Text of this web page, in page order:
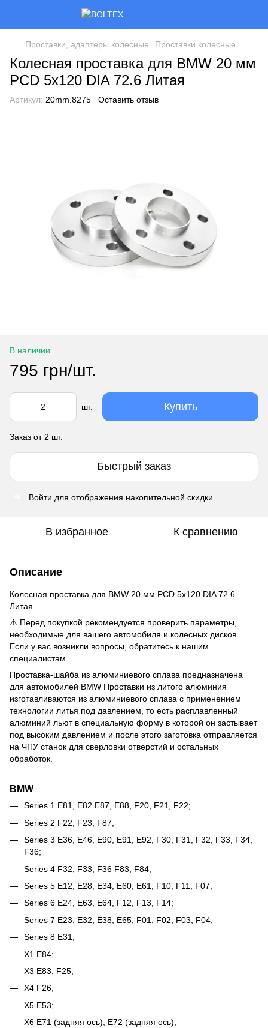
Проставки, адаптеры колесные Проставки колесные
Колесная проставка для BMW 20 мм
PCD 5x120 DIA 72.6 Литая
Артикул: 20mm.8275 Оставить отзыв
В наличии
795 грн/шт.
шт. Купить
Заказ от 2 шт.
Быстрый заказ
Войти для отображения накопительной скидки
В избранное К сравнению
Описание
Колесная проставка для BMW 20 мм PCD 5x120 DIA 72.6
Литая
⚠️ Перед покупкой рекомендуется проверить параметры,
необходимые для вашего автомобиля и колесных дисков.
Если у вас возникли вопросы, обратитесь к нашим
специалистам.
Проставка-шайба из алюминиевого сплава предназначена
для автомобилей BMW Проставки из литого алюминия
изготавливаются из алюминиевого сплава с применением
технологии литья под давлением, то есть расплавленный
алюминий льют в специальную форму в которой он застывает
под высоким давлением и после этого заготовка отправляется
на ЧПУ станок для сверловки отверстий и остальных
обработок.
BMW
Series 1 E81, E82 E87, E88, F20, F21, F22;
Series 2 F22, F23, F87;
Series 3 E36, E46, E90, E91, E92, F30, F31, F32, F33, F34,
F36;
Series 4 F32, F33, F36 F83, F84;
Series 5 E12, E28, E34, E60, E61, F10, F11, F07;
Series 6 E24, E63, E64, F12, F13, F14;
Series 7 E23, E32, E38, E65, F01, F02, F03, F04;
Series 8 E31;
X1 E84;
X3 E83, F25;
X4 F26;
X5 E53;
X6 E71 (задняя ось), E72 (задняя ось);